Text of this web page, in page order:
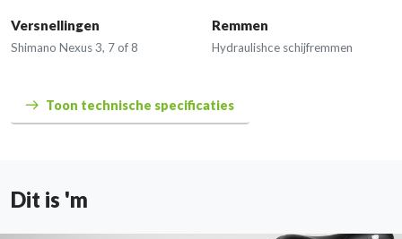
Versnellingen
Shimano Nexus 3, 7 of 8
Remmen
Hydraulishce schijfremmen
Toon technische specificaties
Dit is 'm